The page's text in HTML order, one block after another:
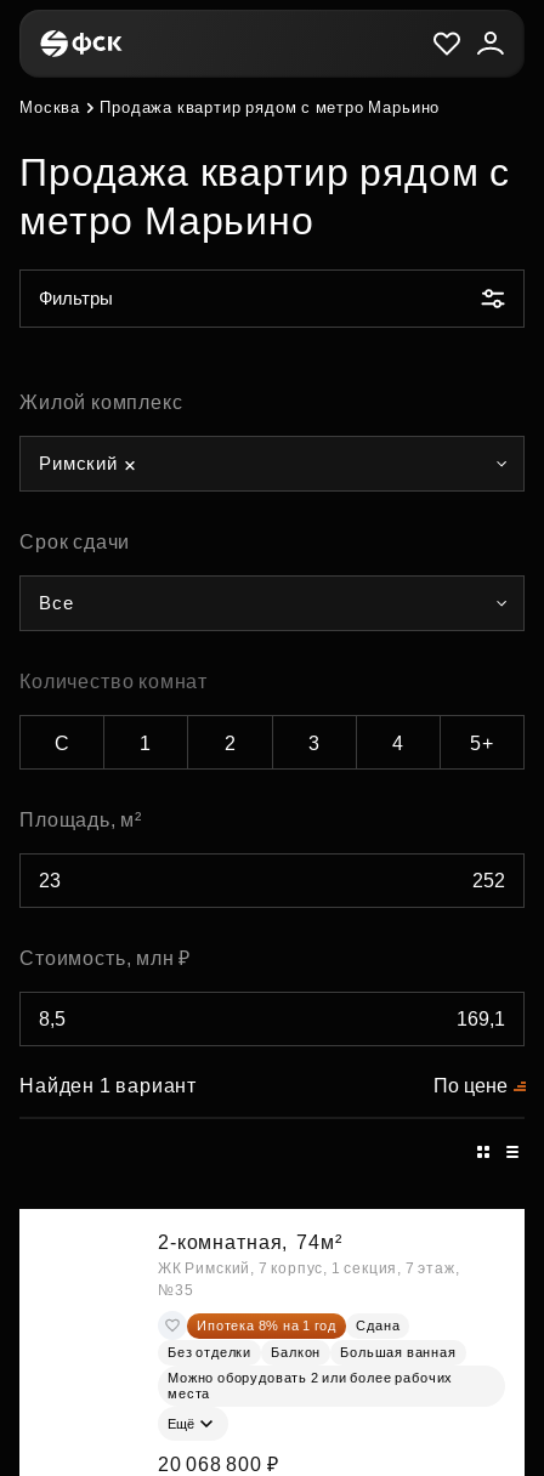
Москва Продажа квартир рядом с метро Марьино
Продажа квартир рядом с
метро Марьино
Фильтры
Жилой комплекс
Римский
Срок сдачи
Все
Количество комнат
С 1 2 3 4 5+
Площадь, м²
Стоимость, млн ₽
Найден 1 вариант По цене
2-комнатная, 74м²
ЖК Римский, 7 корпус, 1 секция, 7 этаж,
№35
Ипотека 8% на 1 год
Сдана
Без отделки
Балкон
Большая ванная
Можно оборудовать 2 или более рабочих
места
Ещё
20 068 800 ₽